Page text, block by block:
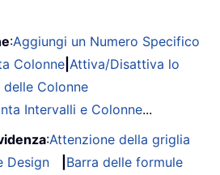
:Aggiungi un Numero Specifico
Colonne Attiva/Disattiva lo
Colonne
Intervalli e Colonne...
:Attenzione della griglia
Design
Barra delle formule